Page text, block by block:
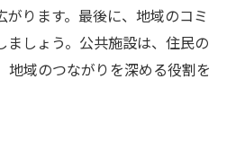
ります。最後に、地域のコミ
ましょう。公共施設は、住民の
地域のつながりを深める役割を